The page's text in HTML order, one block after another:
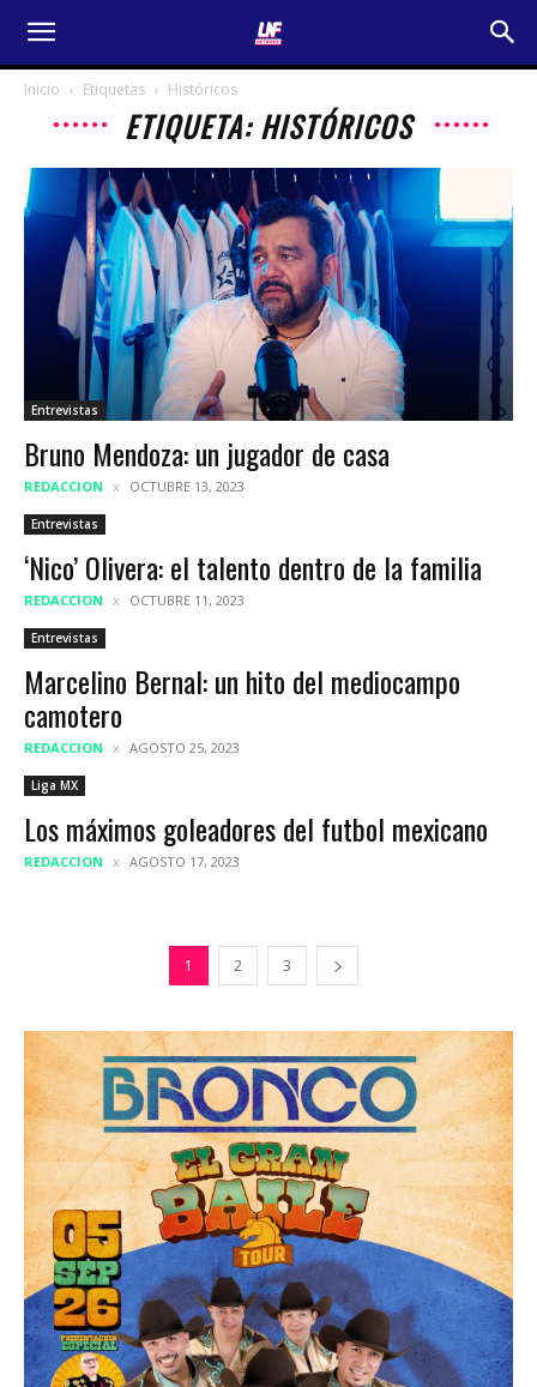
Inicio Etiquetas Históricos
ETIQUETA: HISTÓRICOS
Entrevistas
Bruno Mendoza: un jugador de casa
REDACCION OCTUBRE 13, 2023
Entrevistas
‘Nico’ Olivera: el talento dentro de la familia
REDACCION OCTUBRE 11, 2023
Entrevistas
Marcelino Bernal: un hito del mediocampo
camotero
REDACCION AGOSTO 25, 2023
Liga MX
Los máximos goleadores del futbol mexicano
REDACCION AGOSTO 17, 2023
1 2 3